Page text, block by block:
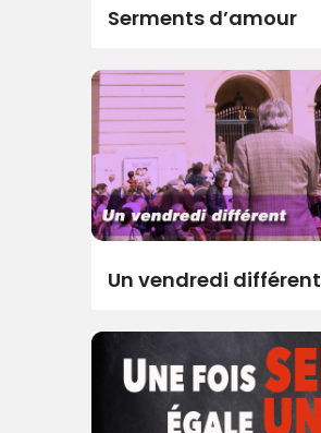
Serments d’amour
Un vendredi différent